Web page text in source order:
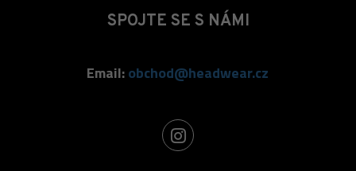
SPOJTE SE S NÁMI
Email:obchod@headwear.cz